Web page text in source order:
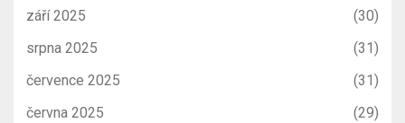
září 2025
(30)
srpna 2025
(31)
července 2025
(31)
června 2025
(29)